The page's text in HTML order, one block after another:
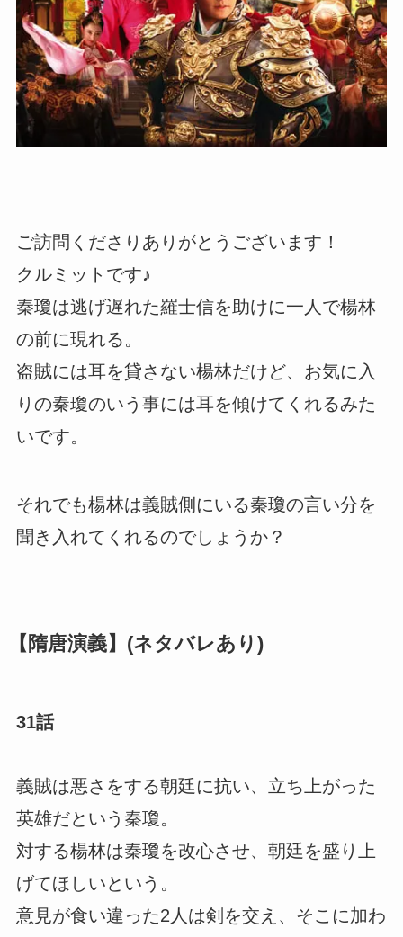
ご訪問くださりありがとうございます！
クルミットです♪
秦瓊は逃げ遅れた羅士信を助けに一人で楊林
の前に現れる。
盗賊には耳を貸さない楊林だけど、お気に入
りの秦瓊のいう事には耳を傾けてくれるみた
いです。
それでも楊林は義賊側にいる秦瓊の言い分を
聞き入れてくれるのでしょうか？
【隋唐演義】(ネタバレあり)
31話
義賊は悪さをする朝廷に抗い、立ち上がった
英雄だという秦瓊。
対する楊林は秦瓊を改心させ、朝廷を盛り上
げてほしいという。
意見が食い違った2人は剣を交え、そこに加わ